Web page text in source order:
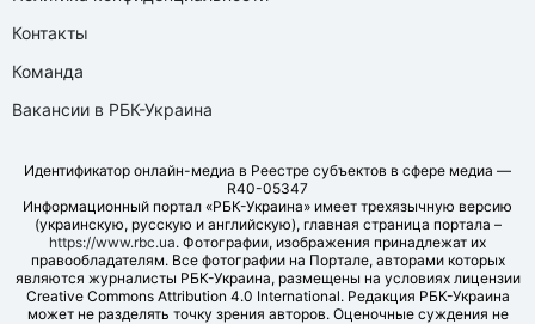
Контакты
Команда
Вакансии в РБК-Украина
Идентификатор онлайн-медиа в Реестре субъектов в сфере медиа —
R40-05347
Информационный портал «РБК-Украина» имеет трехязычную версию
(украинскую, русскую и английскую), главная страница портала –
https://www.rbc.ua. Фотографии, изображения принадлежат их
правообладателям. Все фотографии на Портале, авторами которых
являются журналисты РБК-Украина, размещены на условиях лицензии
Creative Commons Attribution 4.0 International. Редакция РБК-Украина
может не разделять точку зрения авторов. Оценочные суждения не